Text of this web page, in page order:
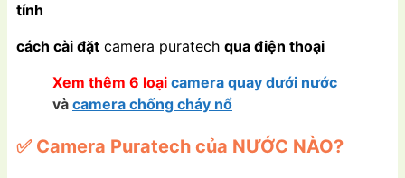
tính
cách cài đặt camera puratech qua điện thoại
Xem thêm 6 loại camera quay dưới nước
và camera chống cháy nổ
✅ Camera Puratech của NƯỚC NÀO?